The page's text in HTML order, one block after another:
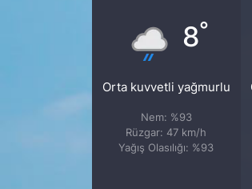
8°
Orta kuvvetli yağmurlu
Nem: %93
Rüzgar: 47 km/h
Yağış Olasılığı: %93